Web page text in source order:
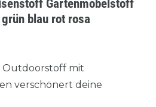
Gartenmöbelstoff
blau rot rosa
Outdoorstoff mit
verschönert deine